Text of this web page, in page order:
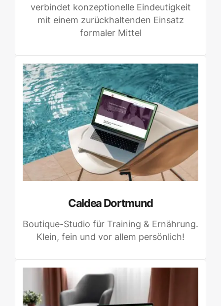
verbindet konzeptionelle Eindeutigkeit
mit einem zurückhaltenden Einsatz
formaler Mittel
Caldea Dortmund
Boutique-Studio für Training & Ernährung.
Klein, fein und vor allem persönlich!